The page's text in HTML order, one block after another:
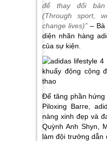
để thay đổi
(Through sport,
change lives)” – Bà
diện nhãn hàng
của sự kiện.
Để tăng phần
Piloxing Barre,
nàng xinh đẹp và
Quỳnh Anh Shyn,
làm đội trưởng dẫn